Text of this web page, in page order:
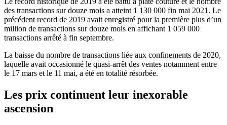
des transactions sur douze mois a atteint 1 130 000 fin mai 2021. Le
précédent record de 2019 avait enregistré pour la première plus d’un
million de transactions sur douze mois en affichant 1 059 000
transactions arrêté à fin septembre.
La baisse du nombre de transactions liée aux confinements de 2020,
laquelle avait occasionné le quasi-arrêt des ventes notamment entre
le 17 mars et le 11 mai, a été en totalité résorbée.
Les prix continuent leur inexorable
ascension